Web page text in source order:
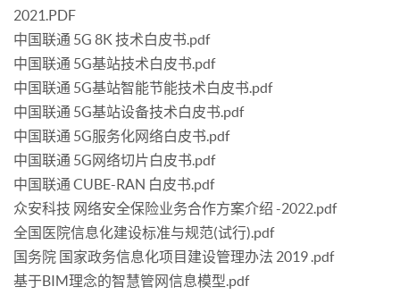
2021.PDF
中国联通 5G 8K 技术白皮书.pdf
中国联通 5G基站技术白皮书.pdf
中国联通 5G基站智能节能技术白皮书.pdf
中国联通 5G基站设备技术白皮书.pdf
中国联通 5G服务化网络白皮书.pdf
中国联通 5G网络切片白皮书.pdf
中国联通 CUBE-RAN 白皮书.pdf
众安科技 网络安全保险业务合作方案介绍 -2022.pdf
全国医院信息化建设标准与规范(试行).pdf
国务院 国家政务信息化项目建设管理办法 2019 .pdf
基于BIM理念的智慧管网信息模型.pdf